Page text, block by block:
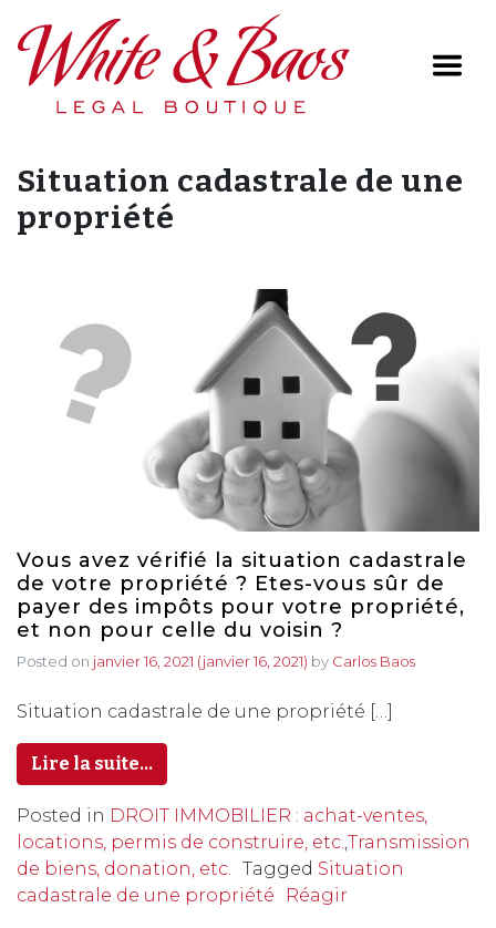
Main Navigation
Situation cadastrale de une
propriété
Vous avez vérifié la situation cadastrale
de votre propriété ? Etes-vous sûr de
payer des impôts pour votre propriété,
et non pour celle du voisin ?
Posted on janvier 16, 2021 (janvier 16, 2021) by Carlos Baos
Situation cadastrale de une propriété […]
Lire la suite…
Posted in DROIT IMMOBILIER : achat-ventes,
locations, permis de construire, etc. Transmission
de biens, donation, etc.
Tagged Situation
cadastrale de une propriété
Réagir